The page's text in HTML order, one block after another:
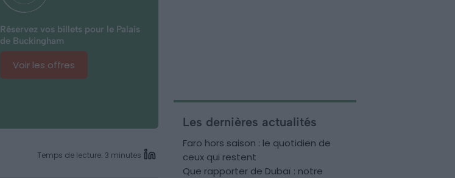
Réservez vos billets pour le Palais
de Buckingham
Voir les offres
Temps de lecture: 3 minutes
Les dernières actualités
Faro hors saison : le quotidien de
ceux qui restent
Que rapporter de Dubaï : notre